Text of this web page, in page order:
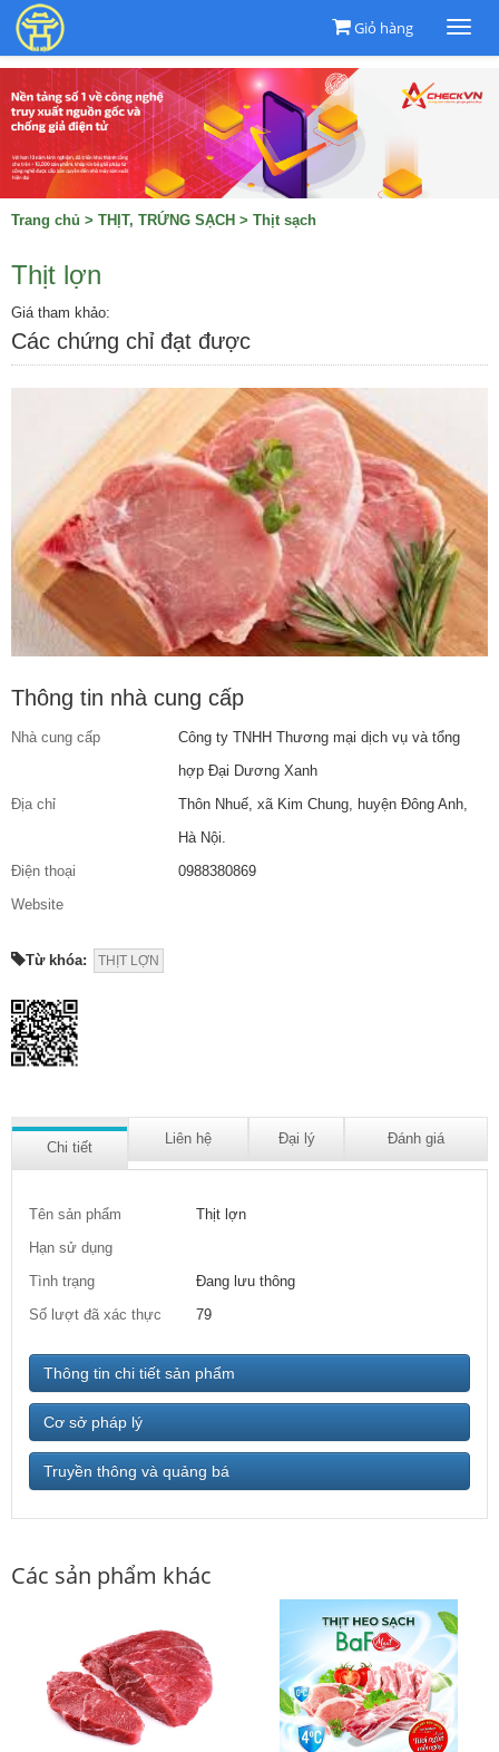
Giỏ hàng
Trang chủ > THỊT, TRỨNG SẠCH > Thịt sạch
Thịt lợn
Giá tham khảo:
Các chứng chỉ đạt được
Thông tin nhà cung cấp
Nhà cung cấp
Công ty TNHH Thương mại dịch vụ và tổng
hợp Đại Dương Xanh
Địa chỉ
Thôn Nhuế, xã Kim Chung, huyện Đông Anh,
Hà Nội.
Điện thoại
0988380869
Website
Từ khóa: THỊT LỢN
Chi tiết
Liên hệ Đại lý Đánh giá
Tên sản phẩm
Thịt lợn
Hạn sử dụng
Tình trạng
Đang lưu thông
Số lượt đã xác thực
79
Thông tin chi tiết sản phẩm
Cơ sở pháp lý
Truyền thông và quảng bá
Các sản phẩm khác